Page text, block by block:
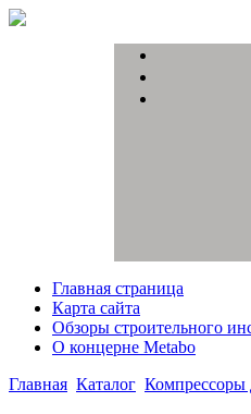
Главная страница
Карта сайта
Обзоры строительного
О концерне Metabo
Главная Каталог Компрессоры